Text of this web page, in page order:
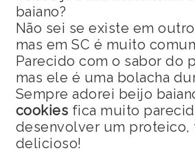
baiano?
Não sei se existe em
mas em SC é muito
Parecido com o sabor do
mas ele é uma bolacha
Sempre adorei beijo
cookies fica muito
desenvolver um proteico,
delicioso!